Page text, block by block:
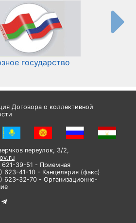
государство
Договора о коллективной
переулок, 3/2,
39-51 - Приемная
623-41-10 - Канцелярия (факс)
70 - Организационно-